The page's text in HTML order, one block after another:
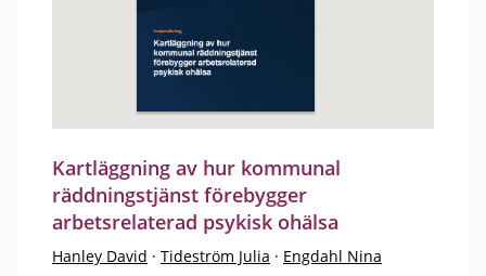
Kartläggning av hur kommunal
räddningstjänst förebygger
arbetsrelaterad psykisk ohälsa
Hanley David · Tideström Julia · Engdahl Nina